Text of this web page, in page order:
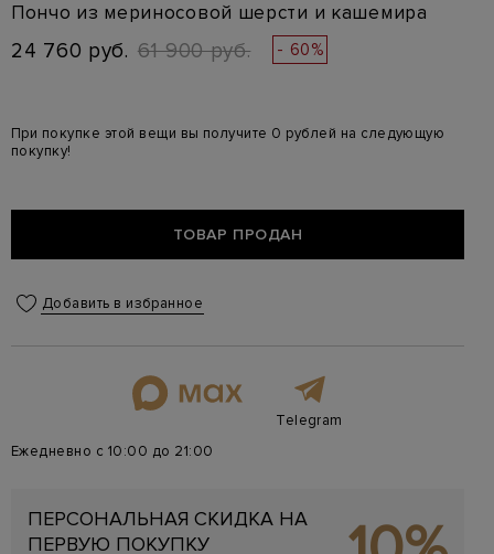
Пончо из мериносовой шерсти и кашемира
24 760 руб. 61 900 руб. - 60%
При покупке этой вещи вы получите 0 рублей на следующую
покупку!
ТОВАР ПРОДАН
Добавить в избранное
Telegram
Ежедневно с 10:00 до 21:00
ПЕРСОНАЛЬНАЯ СКИДКА НА
ПЕРВУЮ ПОКУПКУ